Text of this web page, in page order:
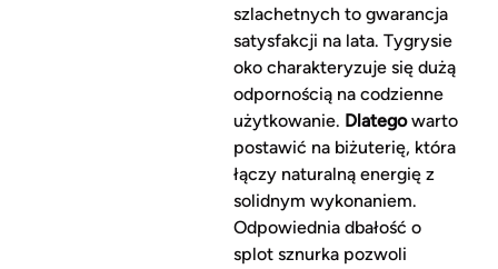
szlachetnych to gwarancja
satysfakcji na lata. Tygrysie
oko charakteryzuje się dużą
odpornością na codzienne
użytkowanie. Dlategowarto
postawić na biżuterię, która
łączy naturalną energię z
solidnym wykonaniem.
Odpowiednia dbałość o
splot sznurka pozwoli